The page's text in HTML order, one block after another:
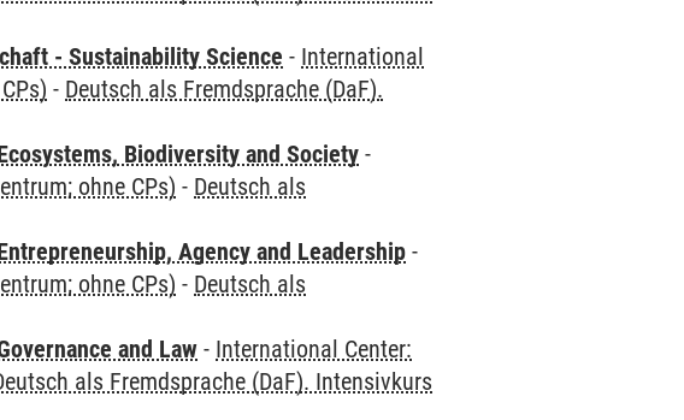
- Sustainability Science - International
- Deutsch als Fremdsprache (DaF).
Biodiversity and Society -
ohne CPs) - Deutsch als
Agency and Leadership -
ohne CPs) - Deutsch als
and Law - International Center:
als Fremdsprache (DaF). Intensivkurs